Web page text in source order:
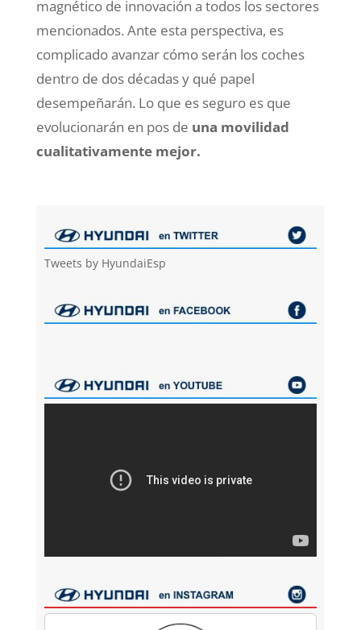
magnético de innovación a todos los sectores
mencionados. Ante esta perspectiva, es
complicado avanzar cómo serán los coches
dentro de dos décadas y qué papel
desempeñarán. Lo que es seguro es que
evolucionarán en pos de una movilidad
cualitativamente mejor.
Tweets by HyundaiEsp